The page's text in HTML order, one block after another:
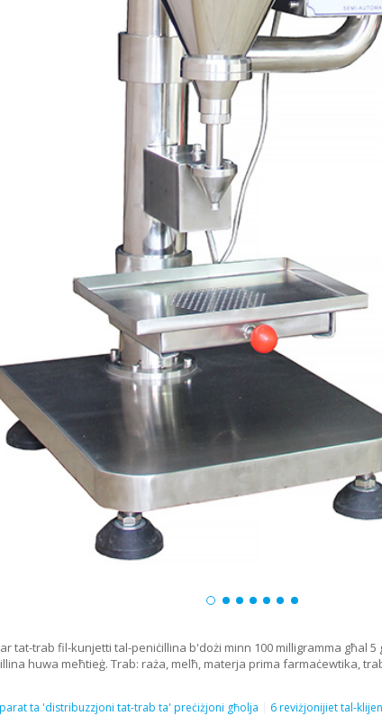
tat-trab fil-kunjetti tal-peniċillina b'dożi minn 100 milligramma għal
huwa meħtieġ. Trab: raża, melħ, materja prima farmaċewtika,
ta 'distribuzzjoni tat-trab ta' preċiżjoni għolja 6 reviżjonijiet tal-